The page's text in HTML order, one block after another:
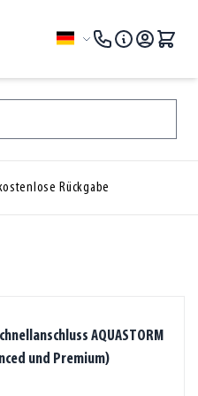
Sprache
Rückgabe
AQUASTORM
und Premium)